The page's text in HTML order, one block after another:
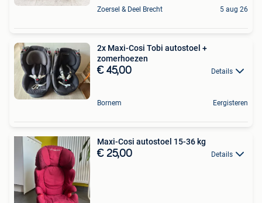
Zoersel & Deel Brecht 5 aug 26
2x Maxi-Cosi Tobi autostoel +
zomerhoezen
€ 45,00 Details
Bornem Eergisteren
Maxi-Cosi autostoel 15-36 kg
€ 25,00 Details